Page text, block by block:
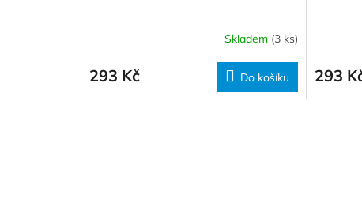
Skladem (3 ks)
293 Kč Do košíku 293